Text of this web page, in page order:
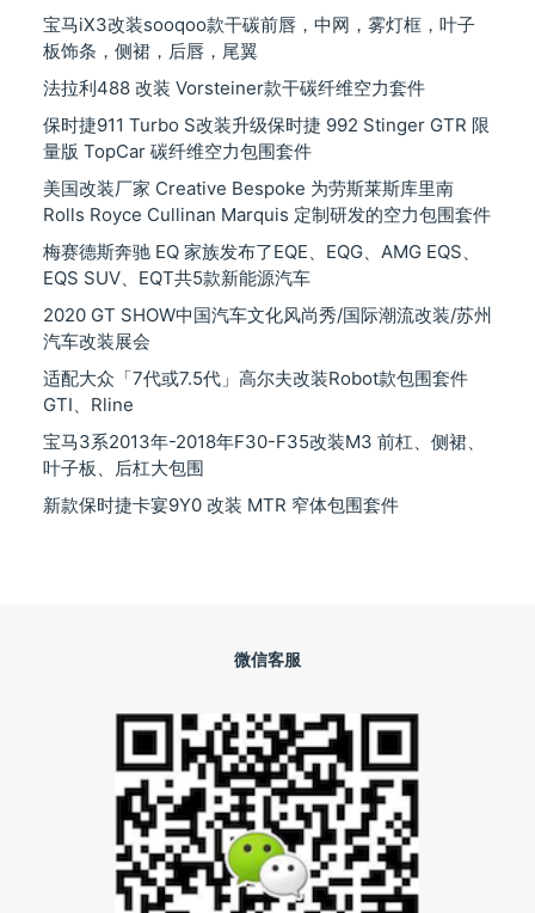
宝马iX3改装sooqoo款干碳前唇，中网，雾灯框，叶子
板饰条，侧裙，后唇，尾翼
法拉利488 改装 Vorsteiner款干碳纤维空力套件
保时捷911 Turbo S改装升级保时捷 992 Stinger GTR 限
量版 TopCar 碳纤维空力包围套件
美国改装厂家 Creative Bespoke 为劳斯莱斯库里南
Rolls Royce Cullinan Marquis 定制研发的空力包围套件
梅赛德斯奔驰 EQ 家族发布了EQE、EQG、AMG EQS、
EQS SUV、EQT共5款新能源汽车
2020 GT SHOW中国汽车文化风尚秀/国际潮流改装/苏州
汽车改装展会
适配大众「7代或7.5代」高尔夫改装Robot款包围套件
GTI、Rline
宝马3系2013年-2018年F30-F35改装M3 前杠、侧裙、
叶子板、后杠大包围
新款保时捷卡宴9Y0 改装 MTR 窄体包围套件
微信客服